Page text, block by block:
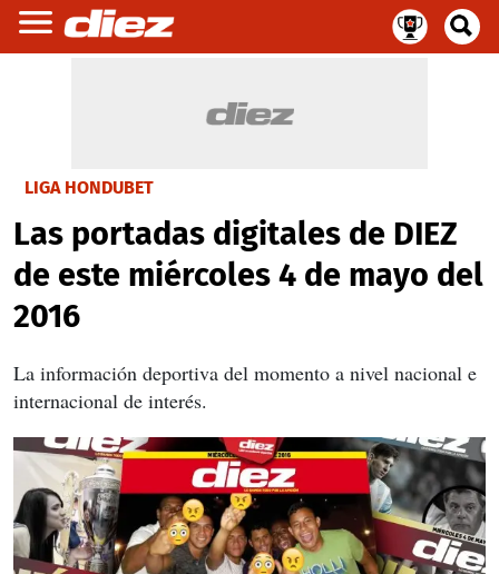
LIGA HONDUBET
Las portadas digitales de DIEZ
de este miércoles 4 de mayo del
2016
La información deportiva del momento a nivel nacional e
internacional de interés.